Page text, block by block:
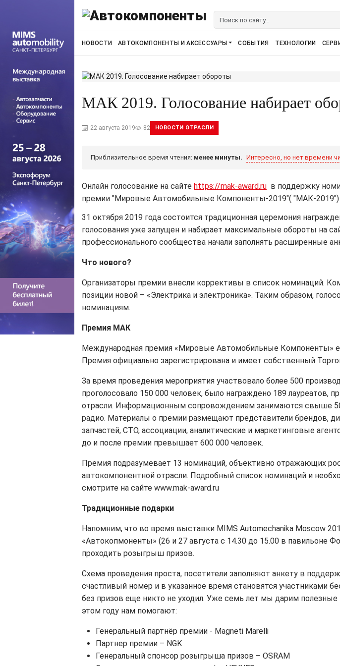
НОВОСТИ АВТОКОМПОНЕНТЫ И АКСЕССУАРЫ СОБЫТИЯ ТЕХНОЛОГИИ
МАК 2019. Голосование набирает
22 августа 2019 82 НОВОСТИ ОТРАСЛИ
Приблизительное время чтения: менее минуты. Интересно, но нет времени
Онлайн голосование на сайте https://mak-award.ru в поддержку
премии "Мировые Автомобильные Компоненты-2019"( "МАК-2019")
31 октября 2019 года состоится традиционная церемония
голосования уже запущен и набирает максимальные обороты на
профессионального сообщества начали заполнять расширенные
Что нового?
Организаторы премии внесли коррективы в список номинаций.
позиции новой – «Электрика и электроника». Таким образом,
номинациям.
Премия МАК
Международная премия «Мировые Автомобильные Компоненты»
Премия официально зарегистрирована и имеет собственный
За время проведения мероприятия участвовало более 500
проголосовало 150 000 человек, было награждено 189 лауреатов,
отрасли. Информационным сопровождением занимаются свыше
радио. Материалы о премии размещают представители брендов,
запчастей, СТО, ассоциации, аналитические и маркетинговые
до и после премии превышает 600 000 человек.
Премия подразумевает 13 номинаций, объективно отражающих
автокомпонентной отрасли. Подробный список номинаций и
смотрите на сайте www.mak-award.ru
Традиционные подарки
Напомним, что во время выставки MIMS Automechanika Moscow
«Автокопмоненты» (26 и 27 августа с 14.30 до 15.00 в павильоне
проходить розыгрыш призов.
Схема проведения проста, посетители заполняют анкету в
счастливый номер и в указанное время становятся участниками
без призов еще никто не уходил. Уже семь лет мы дарим полезные
этом году нам помогают:
Генеральный партнёр премии - Magneti Marelli
Партнер премии – NGK
Генеральный спонсор розыгрыша призов – ОSRAM